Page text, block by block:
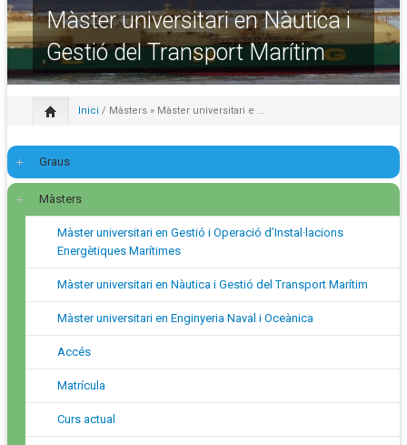
Màster universitari en Nàutica i
Gestió del Transport Marítim
Inici / Màsters » Màster universitari e ...
Graus
Màsters
Màster universitari en Gestió i Operació d’Instal·lacions
Energètiques Marítimes
Màster universitari en Nàutica i Gestió del Transport Marítim
Màster universitari en Enginyeria Naval i Oceànica
Accés
Matrícula
Curs actual